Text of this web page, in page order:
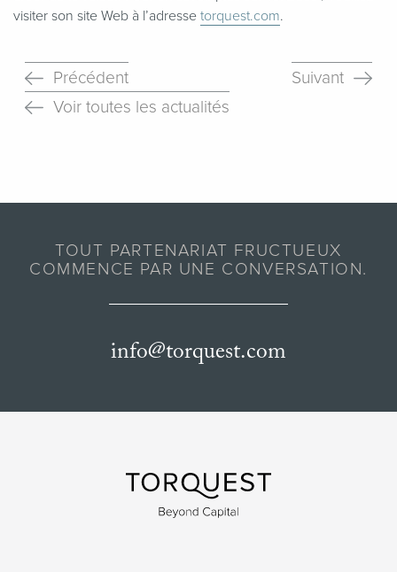
visiter son site Web à l’adresse torquest​.com.
Précédent
Suivant
Voir toutes les actualités
TOUT PARTENARIAT FRUCTUEUX
COMMENCE PAR UNE CONVERSATION.
info@torquest.com